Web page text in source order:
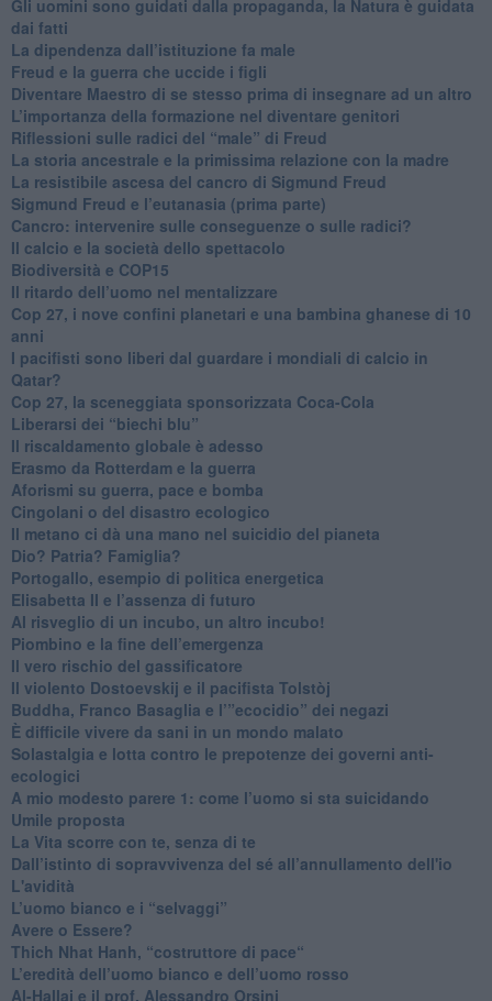
​Gli uomini sono guidati dalla propaganda, la Natura è guidata
dai fatti
La dipendenza dall’istituzione fa male
​Freud e la guerra che uccide i figli
​Diventare Maestro di se stesso prima di insegnare ad un altro
L’importanza della formazione nel diventare genitori
Riflessioni sulle radici del “male” di Freud
​La storia ancestrale e la primissima relazione con la madre
​La resistibile ascesa del cancro di Sigmund Freud
Sigmund Freud e l’eutanasia (prima parte)
Cancro: intervenire sulle conseguenze o sulle radici?
​Il calcio e la società dello spettacolo
Biodiversità e COP15
​Il ritardo dell’uomo nel mentalizzare
​Cop 27, i nove confini planetari e una bambina ghanese di 10
anni
​I pacifisti sono liberi dal guardare i mondiali di calcio in
Qatar?
​Cop 27, la sceneggiata sponsorizzata Coca-Cola
​Liberarsi dei “biechi blu”
Il riscaldamento globale è adesso
​Erasmo da Rotterdam e la guerra
​Aforismi su guerra, pace e bomba
Cingolani o del disastro ecologico
​Il metano ci dà una mano nel suicidio del pianeta
​Dio? Patria? Famiglia?
Portogallo, esempio di politica energetica
​Elisabetta II e l’assenza di futuro
Al risveglio di un incubo, un altro incubo!
​Piombino e la fine dell’emergenza
​Il vero rischio del gassificatore
​Il violento Dostoevskij e il pacifista Tolstòj
​Buddha, Franco Basaglia e l’”ecocidio” dei negazi
​È difficile vivere da sani in un mondo malato
Solastalgia e lotta contro le prepotenze dei governi anti-
ecologici
​A mio modesto parere 1: come l’uomo si sta suicidando
​Umile proposta
​La Vita scorre con te, senza di te
​Dall’istinto di sopravvivenza del sé all’annullamento dell'io
L'avidità
​L’uomo bianco e i “selvaggi”
​Avere o Essere?
​Thich Nhat Hanh, “costruttore di pace“
​L’eredità dell’uomo bianco e dell’uomo rosso
Al-Hallaj e il prof. Alessandro Orsini